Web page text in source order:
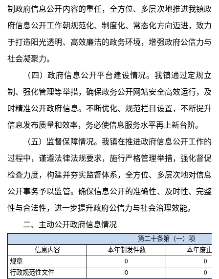
制政府信息公开内容的重任，全方位、多层次地推进我镇政
府信息公开工作朝规范化、制度化、常态化方向迈进，致力
于打造阳光透明、高效廉洁的政务环境，增强政府公信力与
社会凝聚力。
（四）政府信息公开平台建设情况。我镇通过定规立
制、强化管理等举措，确保政务公开网站安全高效运行，及
时精准公开政府信息。不断优化、规范栏目设置，不断提升
信息发布质量和效率，务必使信息服务水平再上新台阶。
（五）监督保障情况。 我镇在推进政府信息公开工作的
过程中，谨遵法律法规要求，施行严格管理举措，强化督促
检查力度，构建并夯实监督体系，全方位、多层次地对信息
公开事务予以监管。确保信息公开的准确性、及时性、完整
性与合法性，进一步提升政府公信力与社会治理效能。
二、主动公开政府信息情况
第二十条第（一）项
信息内容
本年制发件数
本年废止
规章
0
0
行政规范性文件
0
0